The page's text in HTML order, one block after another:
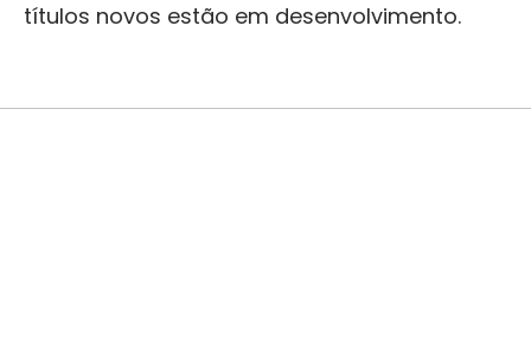
títulos novos estão em desenvolvimento.